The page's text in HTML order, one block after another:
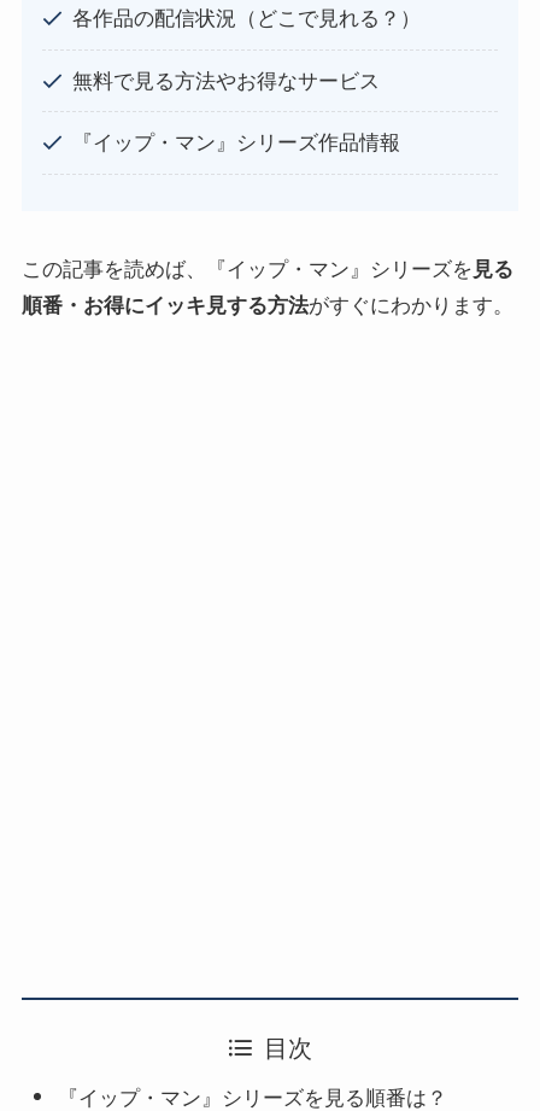
各作品の配信状況（どこで見れる？）
無料で見る方法やお得なサービス
『イップ・マン』シリーズ作品情報
この記事を読めば、『イップ・マン』シリーズを 見る
順番・お得にイッキ見する方法がすぐにわかります。
目次
『イップ・マン』シリーズを見る順番は？